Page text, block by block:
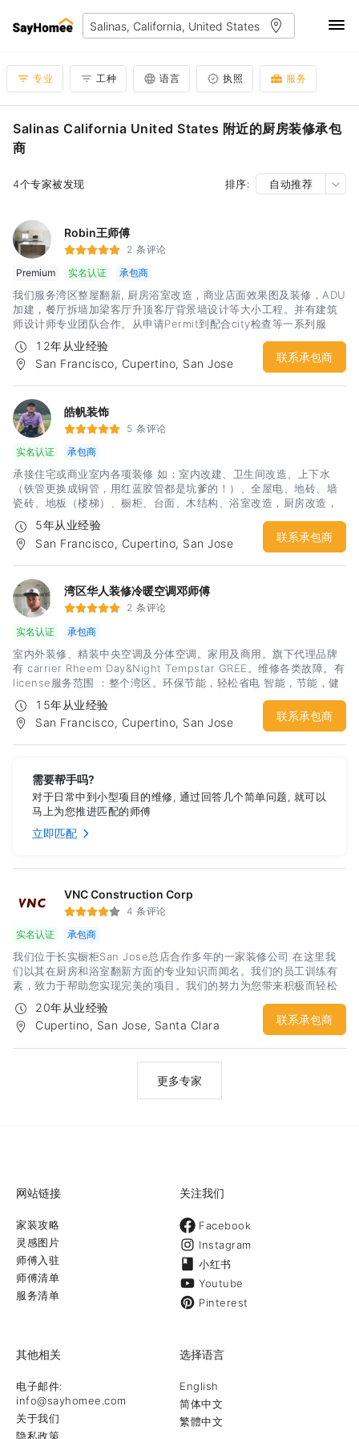
专业 工种 语言 执照 服务
Salinas California United States 附近的厨房装修承包
商
4个专家被发现 排序: 自动推荐
Robin王师傅
2 条评论
Premium
实名认证 承包商
我们服务湾区整屋翻新, 厨房浴室改造，商业店面效果图及装修，ADU
加建，餐厅拆墙加梁客厅升顶客厅背景墙设计等大小工程。并有建筑
师设计师专业团队合作。从申请Permit到配合city检查等一系列服
务。 我们有着丰富的经验和精工求细的施工团队，相信定会给你一个
建设性的沟通和满意的合作
12年从业经验
San Francisco, Cupertino, San Jose
联系承包商
皓帆装饰
5 条评论
实名认证
承包商
承接住宅或商业室内各项装修 如：室内改建、卫生间改造、上下水
（铁管更换成铜管，用红蓝胶管都是坑爹的！）、全屋电、地砖、墙
瓷砖、地板（楼梯）、橱柜、台面、木结构、浴室改造，厨房改造，
室内外油漆，房屋内部墙体隔断，电箱安装，车库改造等，隔间凉
亭、上水下水，砖木围墙、水泥地，更换门窗，大修小补！匠人精
神，精品工艺，给你舒心装修体验！期待您诚意的联系：杨先生 电
5年从业经验
San Francisco, Cupertino, San Jose
联系承包商
湾区华人装修冷暖空调邓师傅
2 条评论
实名认证
承包商
室内外装修、精装中央空调及分体空调。家用及商用。旗下代理品牌
有 carrier Rheem Day&Night Tempstar GREE。维修各类故障。有
license服务范围 ：整个湾区。环保节能，轻松省电 智能，节能，健
15年从业经验
San Francisco, Cupertino, San Jose
联系承包商
需要帮手吗?
对于日常中到小型项目的维修, 通过回答几个简单问题, 就可以
马上为您推进匹配的师傅
立即匹配
VNC Construction Corp
4 条评论
实名认证
承包商
我们位于长实橱柜San Jose总店合作多年的一家装修公司 在这里我
们以其在厨房和浴室翻新方面的专业知识而闻名。我们的员工训练有
素，致力于帮助您实现完美的项目。我们的努力为您带来积极而轻松
的体验。我们很自豪地为旧金山湾区提供服务。
20年从业经验
Cupertino, San Jose, Santa Clara
联系承包商
更多专家
网站链接
家装攻略
灵感图片
师傅入驻
师傅清单
服务清单
关注我们
Facebook
Instagram
小红书
Youtube
Pinterest
其他相关
电子邮件:
info@sayhomee.com
关于我们
隐私政策
选择语言
English
简体中文
繁體中文